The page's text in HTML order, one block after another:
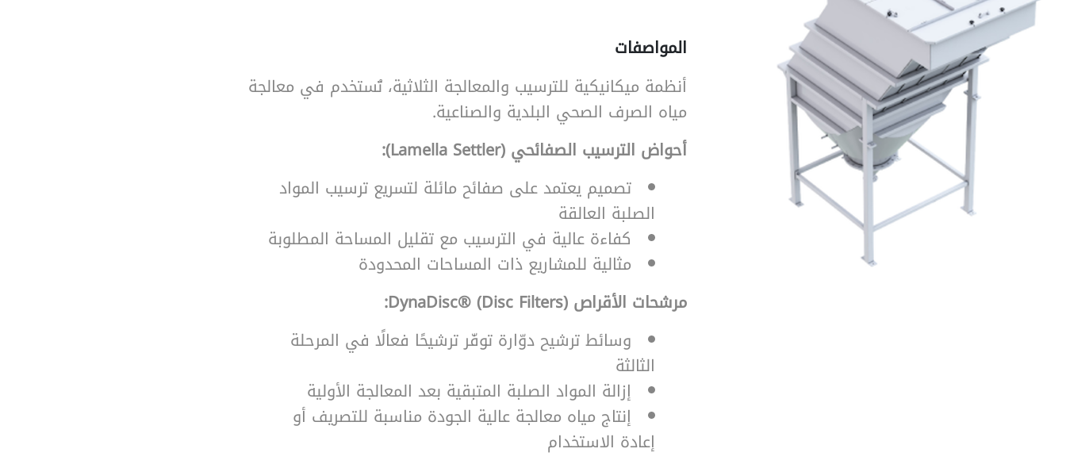
SearchButtonText
المواصفات
أنظمة ميكانيكية للترسيب والمعالجة الثلاثية، تُستخدم في معالجة
مياه الصرف الصحي البلدية والصناعية.
أحواض الترسيب الصفائحي (Lamella Settler):
تصميم يعتمد على صفائح مائلة لتسريع ترسيب المواد
الصلبة العالقة
كفاءة عالية في الترسيب مع تقليل المساحة المطلوبة
مثالية للمشاريع ذات المساحات المحدودة
مرشحات الأقراص DynaDisc® (Disc Filters):
وسائط ترشيح دوّارة توفّر ترشيحًا فعالًا في المرحلة
الثالثة
إزالة المواد الصلبة المتبقية بعد المعالجة الأولية
إنتاج مياه معالجة عالية الجودة مناسبة للتصريف أو
إعادة الاستخدام